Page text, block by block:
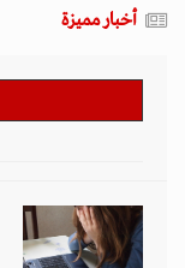
أخبار مميزة